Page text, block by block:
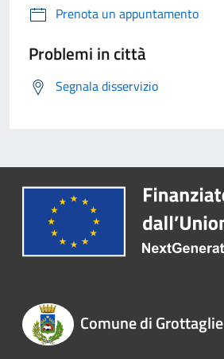
Prenota un appuntamento
Problemi in città
Segnala disservizio
Comune di Grottaglie